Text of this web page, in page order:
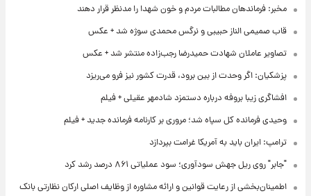
مخبر: فرماندهان مطالبات مردم و خون شهدا را مدنظر قرار دهند
قاب صمیمی الناز حبیبی و نرگس محمدی سوژه شد + عکس
تصاویر عاملان شهادت حمیدرضا رجب‌زاده منتشر شد + عکس
پزشکیان: اگر وحدت از بین برود، قدرت کشور نیز فرو می‌ریزد
افشاگری زیبا بروفه درباره دستمزد شادمهر عقیلی + فیلم
وحیدی فرمانده کل سپاه شد؛ مروری بر کارنامه فرمانده جدید + فیلم
ترامپ: ایران باید به آمریکا غرامت بپردازد
"جابر" روی ریل جهش سودآوری؛ سود عملیاتی ۸۶۱ درصد رشد کرد
اطمینان‌بخشی از رعایت قوانین و ارائه مشاوره از وظایف اصلی ارکان نظارتی بانک